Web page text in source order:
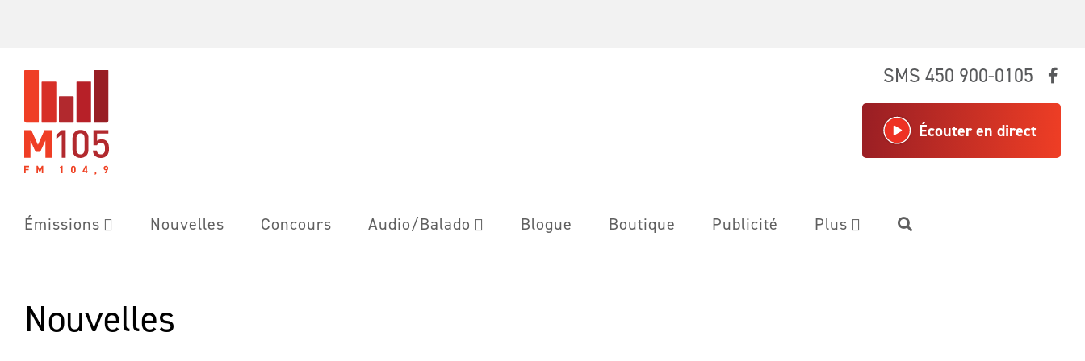
SMS 450 900-0105
Écouter en direct
Émissions Nouvelles Concours Audio/Balado Blogue Boutique Publicité Plus
Nouvelles